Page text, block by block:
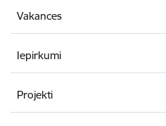
Vakances
Iepirkumi
Projekti